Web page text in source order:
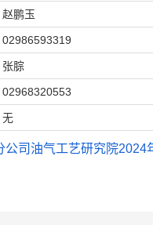
赵鹏玉
02986593319
张腙
02968320553
无
公司油气工艺研究院